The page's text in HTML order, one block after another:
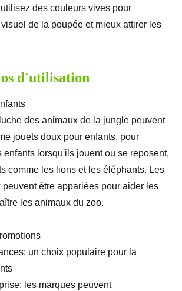
des couleurs vives pour
de la poupée et mieux attirer les
d'utilisation
des animaux de la jungle peuvent
jouets doux pour enfants, pour
enfants lorsqu'ils jouent ou se reposent,
comme les lions et les éléphants. Les
être appariées pour aider les
les animaux du zoo.
un choix populaire pour la
les marques peuvent